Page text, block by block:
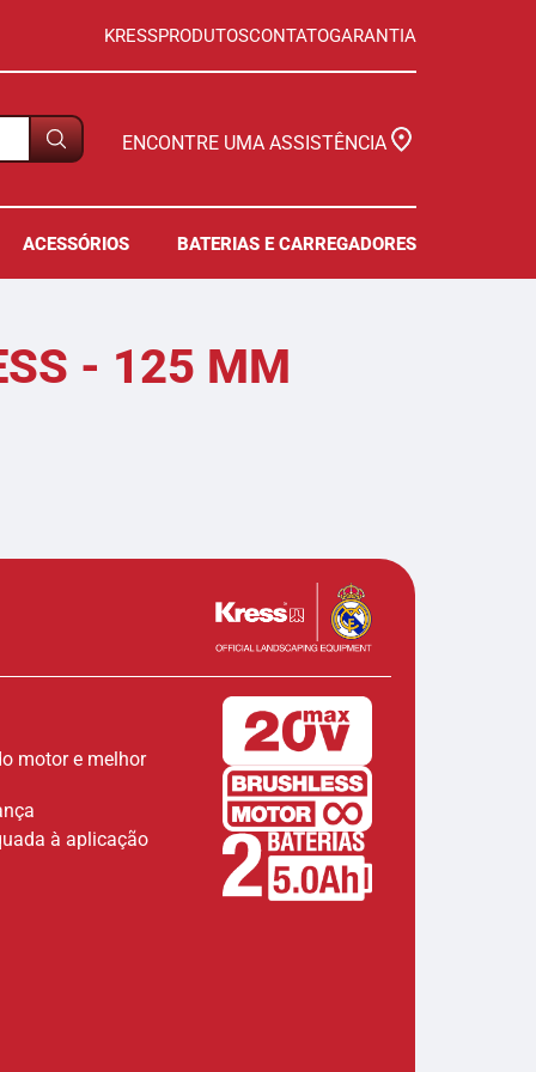
KRESSPRODUTOSCONTATOGARANTIA
ENCONTRE UMA ASSISTÊNCIA
ACESSÓRIOS BATERIAS E CARREGADORES
- 125 MM
motor e melhor
à aplicação